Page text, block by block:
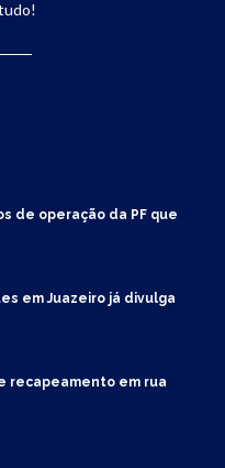
de operação da PF que
em Juazeiro já divulga
recapeamento em rua